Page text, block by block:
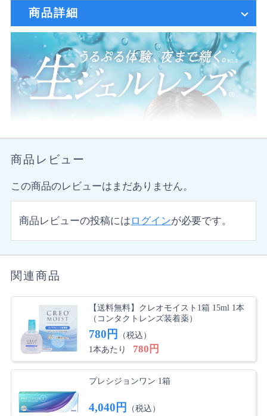
商品詳細
商品レビュー
この商品のレビューはまだありません。
商品レビューの投稿には ログインが必要です。
関連商品
【送料無料】クレオモイスト1箱 15ml 1本
（コンタクトレンズ装着薬）
780円
（税込）
1本あたり
780円
プレシジョンワン 1箱
4,040円
（税込）